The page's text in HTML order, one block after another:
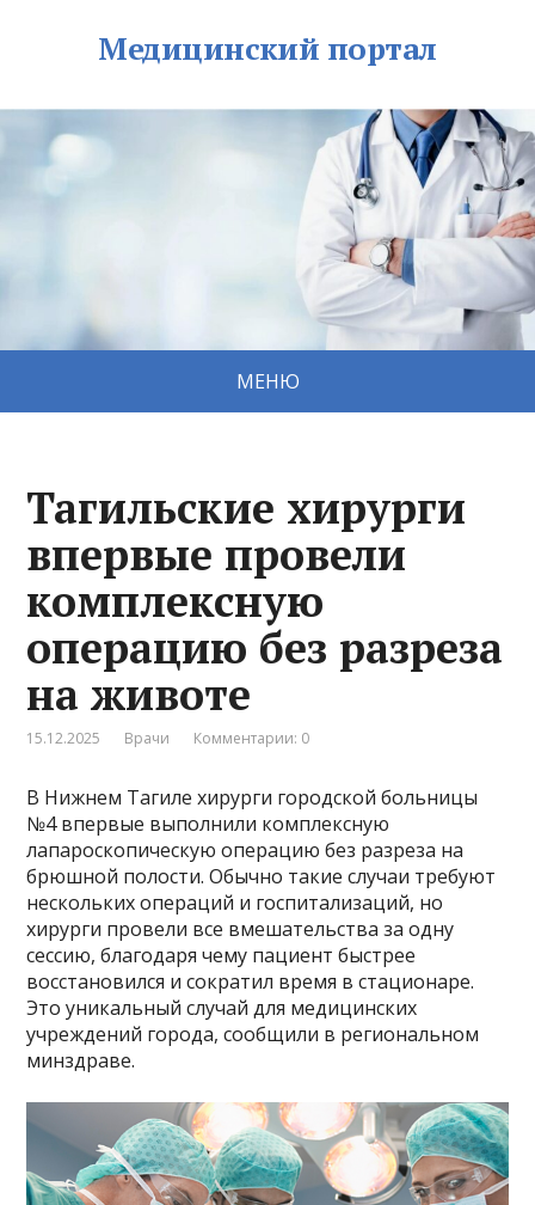
Медицинский портал
МЕНЮ
Тагильские хирурги
впервые провели
комплексную
операцию без разреза
на животе
15.12.2025 Врачи Комментарии: 0
В Нижнем Тагиле хирурги городской больницы
№4 впервые выполнили комплексную
лапароскопическую операцию без разреза на
брюшной полости. Обычно такие случаи требуют
нескольких операций и госпитализаций, но
хирурги провели все вмешательства за одну
сессию, благодаря чему пациент быстрее
восстановился и сократил время в стационаре.
Это уникальный случай для медицинских
учреждений города, сообщили в региональном
минздраве.